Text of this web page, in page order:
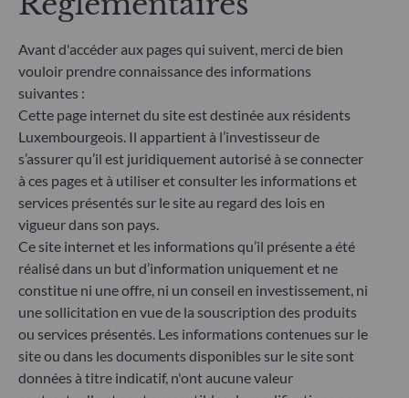
sur les facteurs de durabilité dans le processus de
décision d'investissement. Article 8 : L'équipe de
gestion traite les risques de durabilité en intégrant
des critères ESG (Environnement et/ou Social et/ou
Gouvernance) dans son processus de décision
d'investissement. Article 9 : L'équipe de gestion suit
un objectif d'investissement durable strict qui
contribue de manière significative aux défis de la
transition écologique, et traite les risques de
durabilité par le biais de notations fournies par le
fournisseur externe de données ESG de la société
de gestion
Avant d'accéder aux pages qui suivent, merci de bien
vouloir prendre connaissance des informations
suivantes :
Cette page internet du site est destinée aux résidents
Luxembourgeois. Il appartient à l’investisseur de
s’assurer qu’il est juridiquement autorisé à se connecter
à ces pages et à utiliser et consulter les informations et
services présentés sur le site au regard des lois en
vigueur dans son pays.
Ce site internet et les informations qu’il présente a été
réalisé dans un but d’information uniquement et ne
constitue ni une offre, ni un conseil en investissement, ni
une sollicitation en vue de la souscription des produits
ou services présentés. Les informations contenues sur le
site ou dans les documents disponibles sur le site sont
données à titre indicatif, n'ont aucune valeur